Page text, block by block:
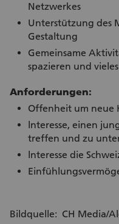
Netzwerkes
Unterstützung des
Gestaltung
Gemeinsame
spazieren und
Anforderungen:
Offenheit um neue
lnteresse, einen
treffen und zu
lnteresse die
Bildquelle: CH Media/